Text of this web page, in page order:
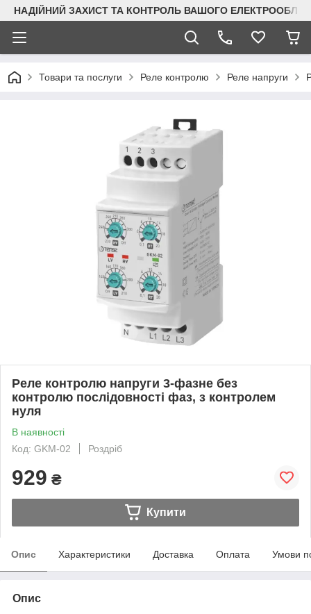
НАДІЙНИЙ ЗАХИСТ ТА КОНТРОЛЬ ВАШОГО
Товари та послуги Реле контролю Реле напруги
Реле контролю напруги 3-фазне без
контролю послідовності фаз, з контролем
нуля
В наявності
Код: GKM-02
Роздріб
929 ₴
Купити
Опис Характеристики Доставка Оплата Умови
Опис